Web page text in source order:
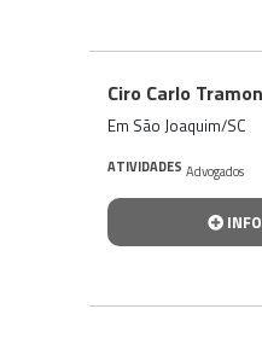
Ciro Carlo
Em São Joaquim/SC
ATIVIDADES Advogados